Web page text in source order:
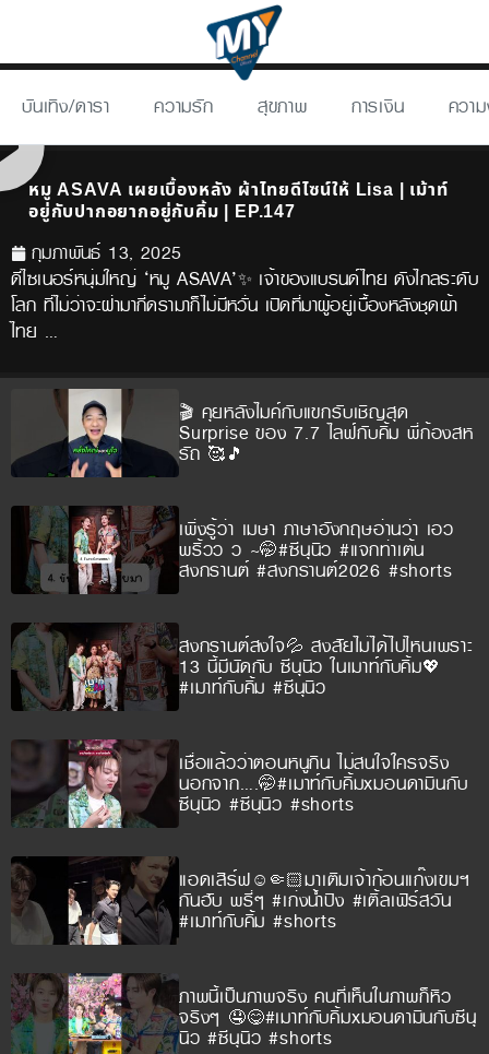
บันเทิง/ดารา ความรัก สุขภาพ การเงิน ควา
หมู ASAVA เผยเบื้องหลัง ผ้าไทยดีไซน์ให้ Lisa | เม้าท์
อยู่กับปากอยากอยู่กับคิ้ม | EP.147
กุมภาพันธ์ 13, 2025
ดีไซเนอร์หนุ่มใหญ่ ‘หมู ASAVA’✨ เจ้าของแบรนด์ไทย ดังไกลระดับ
โลก ที่ไม่ว่าจะฝ่ามากี่ดรามาก็ไม่มีหวั่น เปิดที่มาผู้อยู่เบื้องหลังชุดผ้า
ไทย …
🎬 คุยหลังไมค์กับแขกรับเชิญสุด
Surprise ของ 7.7 ไลฟ์กับคิ้ม พี่ก้องสห
รัถ 🥰🎵
เพิ่งรู้ว่า เมษา ภาษาอังกฤษอ่านว่า เอว
พริ้วว ว ~🤭#ซีนุนิว #แจกท่าเต้น
สงกรานต์ #สงกรานต์2026 #shorts
สงกรานต์สงใจ💦 สงสัยไม่ได้ไปไหนเพราะ
13 นี้มีนัดกับ ซีนุนิว ในเมาท์กับคิ้ม💖
#เมาท์กับคิ้ม #ซีนุนิว
เชื่อแล้วว่าตอนหนูกิน ไม่สนใจใครจริง
นอกจาก….🤭#เมาท์กับคิ้มxมอนดามินกับ
ซีนุนิว #ซีนุนิว #shorts
แอดเสิร์ฟ☺️🤏🏻มาเติมเจ้าก้อนแก๊งเขมฯ
กันฮับ พรี่ๆ #เก่งน้ำปิง #เติ้ลเฟิร์สวัน
#เมาท์กับคิ้ม #shorts
ภาพนี้เป็นภาพจริง คนที่เห็นในภาพก็หิว
จริงๆ 🤤😋#เมาท์กับคิ้มxมอนดามินกับซีนุ
นิว #ซีนุนิว #shorts